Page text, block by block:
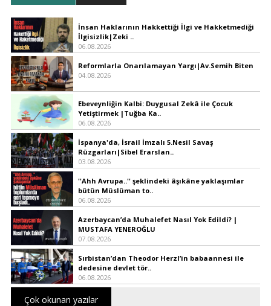
İnsan Haklarının Hakkettiği İlgi ve Hakketmediği
İlgisizlik|Zeki ..
06.08.2026
Reformlarla Onarılamayan Yargı|Av.Semih Biten
04.08.2026
Ebeveynliğin Kalbi: Duygusal Zekâ ile Çocuk
Yetiştirmek |Tuğba Ka..
06.08.2026
İspanya'da, İsrail İmzalı 5.Nesil Savaş
Rüzgarları|Sibel Erarslan..
03.08.2026
''Ahh Avrupa..'' şeklindeki âşıkâne yaklaşımlar
bütün Müslüman to..
06.08.2026
Azerbaycan’da Muhalefet Nasıl Yok Edildi? |
MUSTAFA YENEROĞLU
07.08.2026
Sırbistan’dan Theodor Herzl’in babaannesi ile
dedesine devlet tör..
06.08.2026
Çok okunan yazılar